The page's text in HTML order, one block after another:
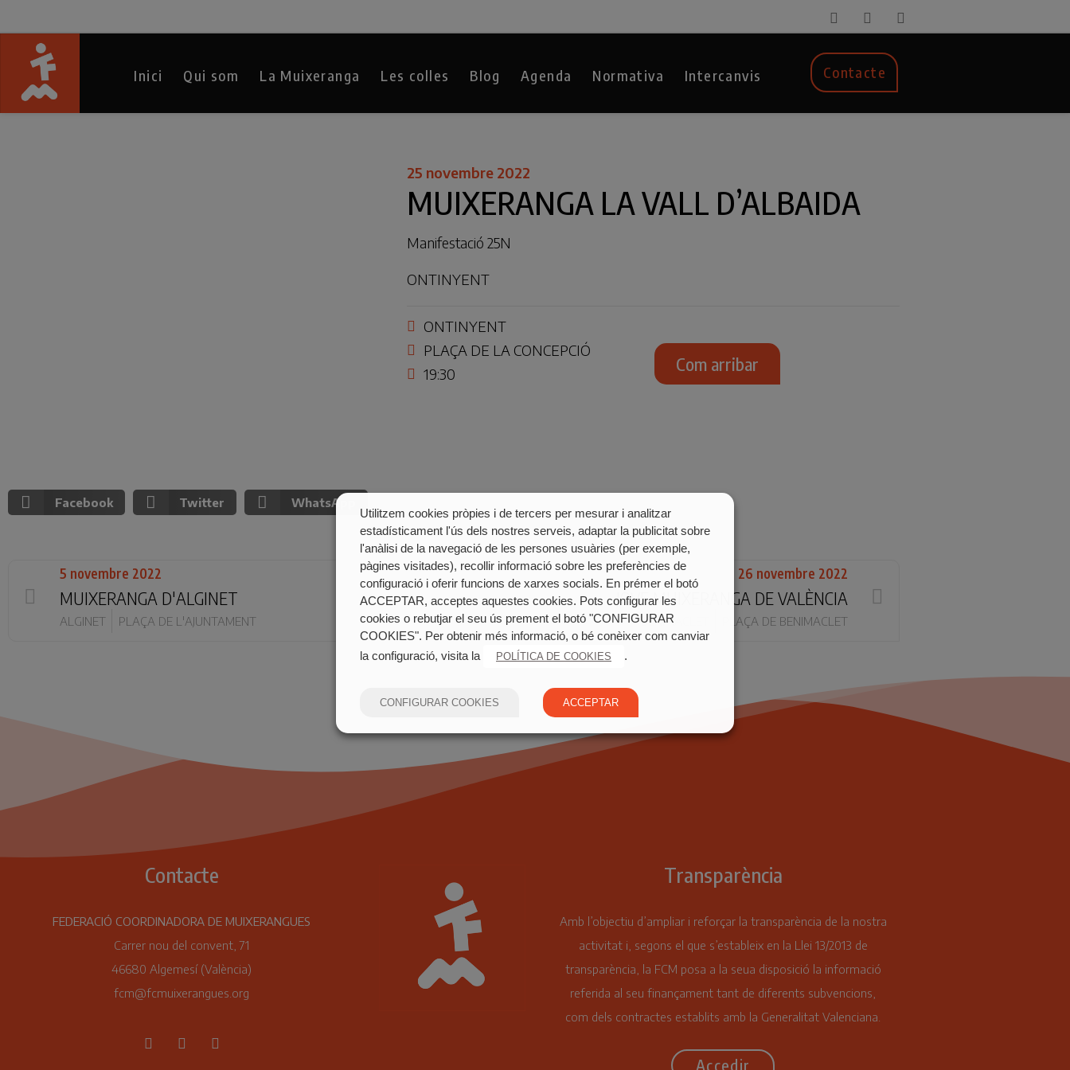
Inici Qui som La Muixeranga Les colles Blog Agenda Normativa Intercanvis Contacte
25 novembre 2022
MUIXERANGA LA VALL D’ALBAIDA
Manifestació 25N
ONTINYENT
ONTINYENT
PLAÇA DE LA CONCEPCIÓ
19:30
Com arribar
Facebook Twitter WhatsApp
5 novembre 2022
MUIXERANGA D'ALGINET
ALGINET PLAÇA DE L'AJUNTAMENT
26 novembre 2022
JOVE MUIXERANGA DE VALÈNCIA
BENIMACLET PLAÇA DE BENIMACLET
Contacte
FEDERACIÓ COORDINADORA DE MUIXERANGUES
Carrer nou del convent, 71
46680 Algemesí (València)
fcm@fcmuixerangues.org
Transparència
Amb l’objectiu d’ampliar i reforçar la transparència de la nostra
activitat i, segons el que s’estableix en la Llei 13/2013 de
transparència, la FCM posa a la seua disposició la informació
referida al seu finançament tant de diferents subvencions,
com dels contractes establits amb la Generalitat Valenciana.
Accedir
Utilitzem cookies pròpies i de tercers per mesurar i analitzar
estadísticament l'ús dels nostres serveis, adaptar la publicitat sobre
l'anàlisi de la navegació de les persones usuàries (per exemple,
pàgines visitades), recollir informació sobre les preferències de
configuració i oferir funcions de xarxes socials. En prémer el botó
ACCEPTAR, acceptes aquestes cookies. Pots configurar les
cookies o rebutjar el seu ús prement el botó "CONFIGURAR
COOKIES". Per obtenir més informació, o bé conèixer com canviar
la configuració, visita la
POLÍTICA DE COOKIES .
CONFIGURAR COOKIES ACCEPTAR